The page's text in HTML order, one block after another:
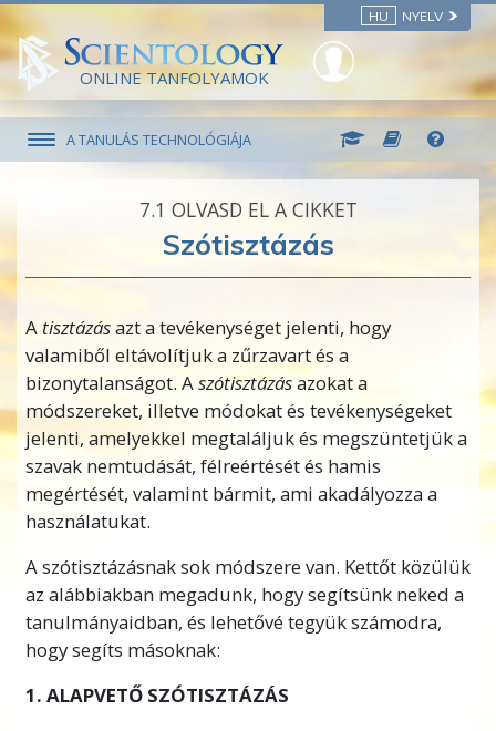
HU NYELV
ONLINE TANFOLYAMOK
A TANULÁS TECHNOLÓGIÁJA
7.‎1 OLVASD EL A CIKKET
Szótisztázás
A tisztázásazt a tevékenységet jelenti, hogy
valamiből eltávolítjuk a zűrzavart és a
bizonytalanságot. Aszótisztázásazokat a
módszereket, illetve módokat és tevékenységeket
jelenti, amelyekkel megtaláljuk és megszüntetjük a
szavak nemtudását, félreértését és hamis
megértését, valamint bármit, ami akadályozza a
használatukat.
A szótisztázásnak sok módszere van. Kettőt közülük
az alábbiakban megadunk, hogy segítsünk neked a
tanulmányaidban, és lehetővé tegyük számodra,
hogy segíts másoknak:
1. ALAPVETŐ SZÓTISZTÁZÁS